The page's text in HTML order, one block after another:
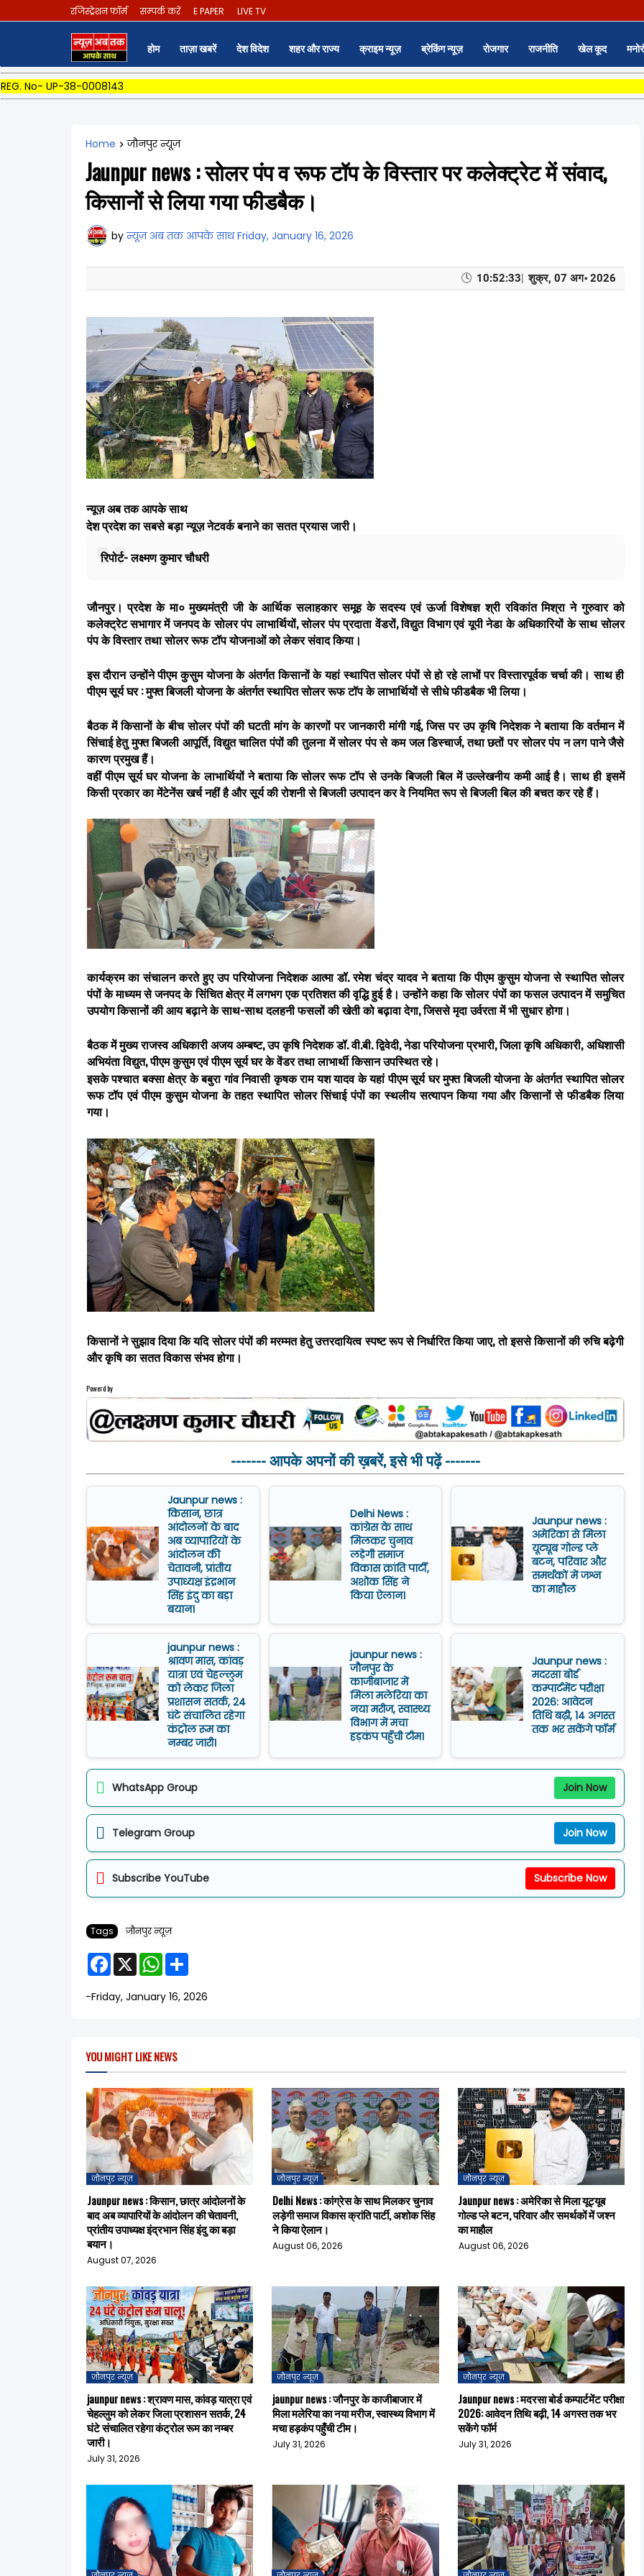
रजिस्ट्रेशन फॉर्म सम्पर्क करें E PAPER LIVE TV
होम ताज़ा खबरें देश विदेश शहर और राज्य क्राइम न्यूज़ ब्रेकिंग न्यूज़ रोजगार राजनीति खेल कूद
REG. No- UP-38-0008143
Home जौनपुर न्यूज़
Jaunpur news : सोलर पंप व रूफ टॉप के विस्तार पर कलेक्ट्रेट में संवाद,
किसानों से लिया गया फीडबैक।
by न्यूज़ अब तक आपके साथ Friday, January 16, 2026
🕓 10:52:35| शुक्र, 07 अग॰ 2026
न्यूज़ अब तक आपके साथ
देश प्रदेश का सबसे बड़ा न्यूज़ नेटवर्क बनाने का सतत प्रयास जारी।
रिपोर्ट- लक्ष्मण कुमार चौधरी
जौनपुर। प्रदेश के मा० मुख्यमंत्री जी के आर्थिक सलाहकार समूह के सदस्य एवं ऊर्जा विशेषज्ञ श्री रविकांत मिश्रा ने गुरुवार को
कलेक्ट्रेट सभागार में जनपद के सोलर पंप लाभार्थियों, सोलर पंप प्रदाता वेंडरों, विद्युत विभाग एवं यूपी नेडा के अधिकारियों के साथ सोलर
पंप के विस्तार तथा सोलर रूफ टॉप योजनाओं को लेकर संवाद किया।
इस दौरान उन्होंने पीएम कुसुम योजना के अंतर्गत किसानों के यहां स्थापित सोलर पंपों से हो रहे लाभों पर विस्तारपूर्वक चर्चा की। साथ ही
पीएम सूर्य घर : मुफ्त बिजली योजना के अंतर्गत स्थापित सोलर रूफ टॉप के लाभार्थियों से सीधे फीडबैक भी लिया।
बैठक में किसानों के बीच सोलर पंपों की घटती मांग के कारणों पर जानकारी मांगी गई, जिस पर उप कृषि निदेशक ने बताया कि वर्तमान में
सिंचाई हेतु मुफ्त बिजली आपूर्ति, विद्युत चालित पंपों की तुलना में सोलर पंप से कम जल डिस्चार्ज, तथा छतों पर सोलर पंप न लग पाने जैसे
कारण प्रमुख हैं।
वहीं पीएम सूर्य घर योजना के लाभार्थियों ने बताया कि सोलर रूफ टॉप से उनके बिजली बिल में उल्लेखनीय कमी आई है। साथ ही इसमें
किसी प्रकार का मेंटेनेंस खर्च नहीं है और सूर्य की रोशनी से बिजली उत्पादन कर वे नियमित रूप से बिजली बिल की बचत कर रहे हैं।
कार्यक्रम का संचालन करते हुए उप परियोजना निदेशक आत्मा डॉ. रमेश चंद्र यादव ने बताया कि पीएम कुसुम योजना से स्थापित सोलर
पंपों के माध्यम से जनपद के सिंचित क्षेत्र में लगभग एक प्रतिशत की वृद्धि हुई है। उन्होंने कहा कि सोलर पंपों का फसल उत्पादन में समुचित
उपयोग किसानों की आय बढ़ाने के साथ-साथ दलहनी फसलों की खेती को बढ़ावा देगा, जिससे मृदा उर्वरता में भी सुधार होगा।
बैठक में मुख्य राजस्व अधिकारी अजय अम्बष्ट, उप कृषि निदेशक डॉ. वी.बी. द्विवेदी, नेडा परियोजना प्रभारी, जिला कृषि अधिकारी, अधिशासी
अभियंता विद्युत, पीएम कुसुम एवं पीएम सूर्य घर के वेंडर तथा लाभार्थी किसान उपस्थित रहे।
इसके पश्चात बक्सा क्षेत्र के बबुरा गांव निवासी कृषक राम यश यादव के यहां पीएम सूर्य घर मुफ्त बिजली योजना के अंतर्गत स्थापित सोलर
रूफ टॉप एवं पीएम कुसुम योजना के तहत स्थापित सोलर सिंचाई पंपों का स्थलीय सत्यापन किया गया और किसानों से फीडबैक लिया
गया।
किसानों ने सुझाव दिया कि यदि सोलर पंपों की मरम्मत हेतु उत्तरदायित्व स्पष्ट रूप से निर्धारित किया जाए, तो इससे किसानों की रुचि बढ़ेगी
और कृषि का सतत विकास संभव होगा।
Powerd by
------- आपके अपनों की ख़बरें, इसे भी पढ़ें -------
Jaunpur news :
किसान, छात्र
आंदोलनों के बाद
अब व्यापारियों के
आंदोलन की
चेतावनी, प्रांतीय
उपाध्यक्ष इंद्रभान
सिंह इंदु का बड़ा
बयान।
Delhi News :
कांग्रेस के साथ
मिलकर चुनाव
लड़ेगी समाज
विकास क्रांति पार्टी,
अशोक सिंह ने
किया ऐलान।
Jaunpur news :
अमेरिका से मिला
यूट्यूब गोल्ड प्ले
बटन, परिवार और
समर्थकों में जश्न
का माहौल
jaunpur news :
श्रावण मास, कांवड़
यात्रा एवं चेहल्लुम
को लेकर जिला
प्रशासन सतर्क, 24
घंटे संचालित रहेगा
कंट्रोल रूम का
नम्बर जारी।
jaunpur news :
जौनपुर के
काजीबाजार में
मिला मलेरिया का
नया मरीज, स्वास्थ्य
विभाग में मचा
हड़कंप पहुँची टीम।
Jaunpur news :
मदरसा बोर्ड
कम्पार्टमेंट परीक्षा
2026: आवेदन
तिथि बढ़ी, 14 अगस्त
तक भर सकेंगे फॉर्म
WhatsApp Group Join Now
Telegram Group Join Now
Subscribe YouTube Subscribe Now
Tags जौनपुर न्यूज़
F
e
b
X
W
t
s
S
r
e
-Friday, January 16, 2026
YOU MIGHT LIKE NEWS
जौनपुर न्यूज़
Jaunpur news : किसान, छात्र आंदोलनों के
बाद अब व्यापारियों के आंदोलन की चेतावनी,
प्रांतीय उपाध्यक्ष इंद्रभान सिंह इंदु का बड़ा
बयान।
August 07, 2026
जौनपुर न्यूज़
Delhi News : कांग्रेस के साथ मिलकर चुनाव
लड़ेगी समाज विकास क्रांति पार्टी, अशोक सिंह
ने किया ऐलान।
August 06, 2026
जौनपुर न्यूज़
Jaunpur news : अमेरिका से मिला यूट्यूब
गोल्ड प्ले बटन, परिवार और समर्थकों में जश्न
का माहौल
August 06, 2026
जौनपुर न्यूज़
jaunpur news : श्रावण मास, कांवड़ यात्रा एवं
चेहल्लुम को लेकर जिला प्रशासन सतर्क, 24
घंटे संचालित रहेगा कंट्रोल रूम का नम्बर
जारी।
July 31, 2026
जौनपुर न्यूज़
jaunpur news : जौनपुर के काजीबाजार में
मिला मलेरिया का नया मरीज, स्वास्थ्य विभाग में
मचा हड़कंप पहुँची टीम।
July 31, 2026
जौनपुर न्यूज़
Jaunpur news : मदरसा बोर्ड कम्पार्टमेंट परीक्षा
2026: आवेदन तिथि बढ़ी, 14 अगस्त तक भर
सकेंगे फॉर्म
July 31, 2026